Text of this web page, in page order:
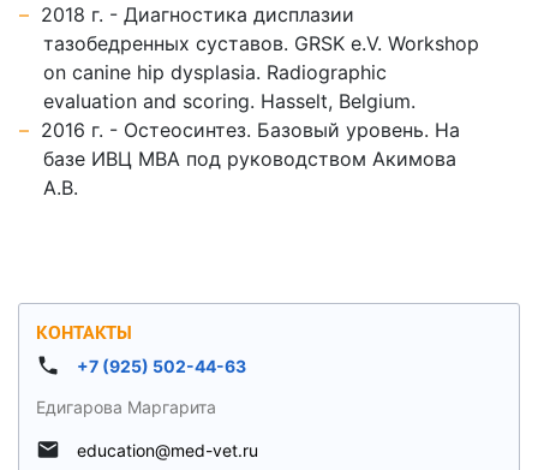
2018 г. - Диагностика дисплазии
тазобедренных суставов. GRSK e.V. Workshop
on canine hip dysplasia. Radiographic
evaluation and scoring. Hasselt, Belgium.
2016 г. - Остеосинтез. Базовый уровень. На
базе ИВЦ МВА под руководством Акимова
А.В.
КОНТАКТЫ
+7 (925) 502-44-63
Едигарова Маргарита
education@med-vet.ru